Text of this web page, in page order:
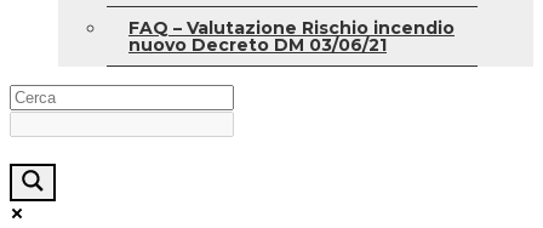
FAQ – Valutazione Rischio incendio
nuovo Decreto DM 03/06/21